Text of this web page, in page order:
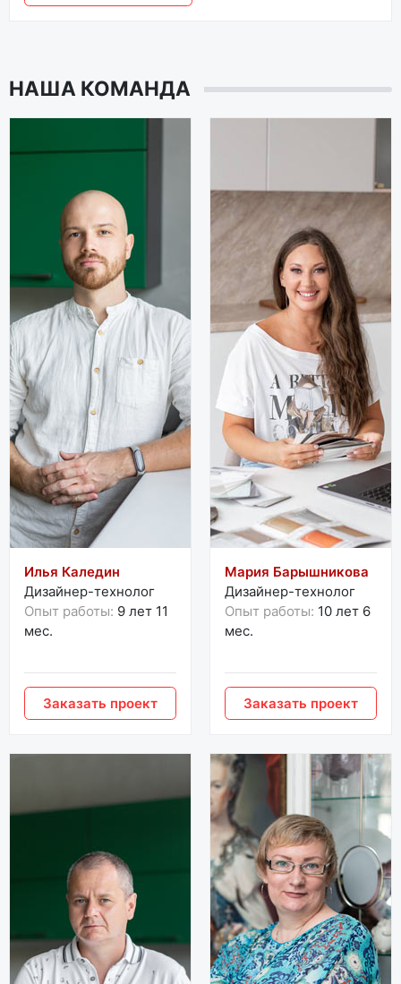
НАША КОМАНДА
Илья Каледин
Дизайнер-технолог
Опыт работы: 9 лет 11
мес.
Заказать проект
Мария Барышникова
Дизайнер-технолог
Опыт работы: 10 лет 6
мес.
Заказать проект